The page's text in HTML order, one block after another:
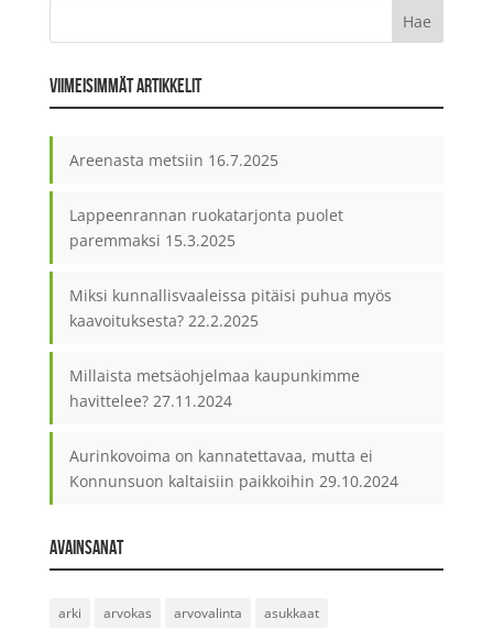
VIIMEISIMMÄT ARTIKKELIT
Areenasta metsiin 16.7.2025
Lappeenrannan ruokatarjonta puolet
paremmaksi 15.3.2025
Miksi kunnallisvaaleissa pitäisi puhua myös
kaavoituksesta? 22.2.2025
Millaista metsäohjelmaa kaupunkimme
havittelee? 27.11.2024
Aurinkovoima on kannatettavaa, mutta ei
Konnunsuon kaltaisiin paikkoihin 29.10.2024
AVAINSANAT
arki arvokas arvovalinta
asukkaat